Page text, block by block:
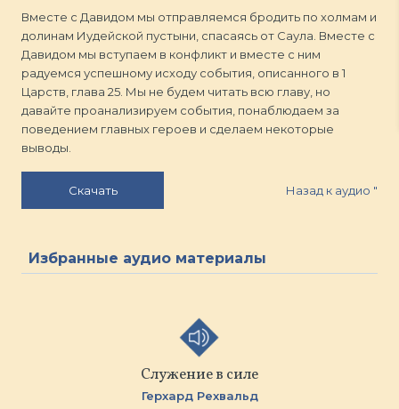
Вместе с Давидом мы отправляемся бродить по холмам и
долинам Иудейской пустыни, спасаясь от Саула. Вместе с
Давидом мы вступаем в конфликт и вместе с ним
радуемся успешному исходу события, описанного в 1
Царств, глава 25. Мы не будем читать всю главу, но
давайте проанализируем события, понаблюдаем за
поведением главных героев и сделаем некоторые
выводы.
Скачать Назад к аудио "
Избранные аудио материалы
Служение в силе
Герхард Рехвальд